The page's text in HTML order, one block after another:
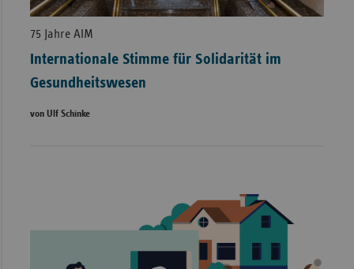
75 Jahre AIM
Internationale Stimme für Solidarität im
Gesundheitswesen
von Ulf Schinke